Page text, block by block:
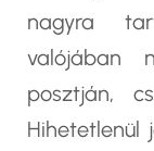
nagyra
valójában
posztján,